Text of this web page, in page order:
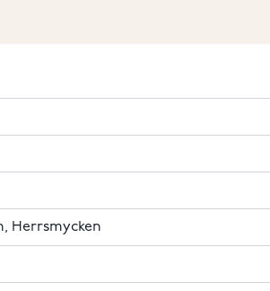
Herrsmycken